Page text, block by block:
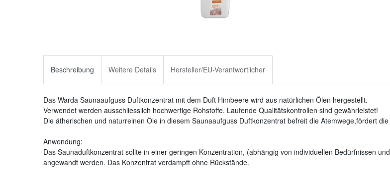
Beschreibung Weitere Details Hersteller/EU-Verantwortlicher
Das Warda Saunaaufguss Duftkonzentrat mit dem Duft Himbeere wird aus natürlichen Ölen hergestellt.
Verwendet werden ausschliesslich hochwertige Rohstoffe. Laufende Qualitätskontrollen sind gewährleistet!
Die ätherischen und naturreinen Öle in diesem Saunaaufguss Duftkonzentrat befreit die Atemwege,fördert
Anwendung:
Das Saunaduftkonzentrat sollte in einer geringen Konzentration, (abhängig von individuellen Bedürfnissen
angewandt werden. Das Konzentrat verdampft ohne Rückstände.